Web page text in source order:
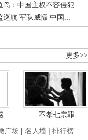
：中国主权不容侵犯...
航 军队威慑 中国...
更多>>
不孝七宗罪
广场 | 名人墙 | 排行榜